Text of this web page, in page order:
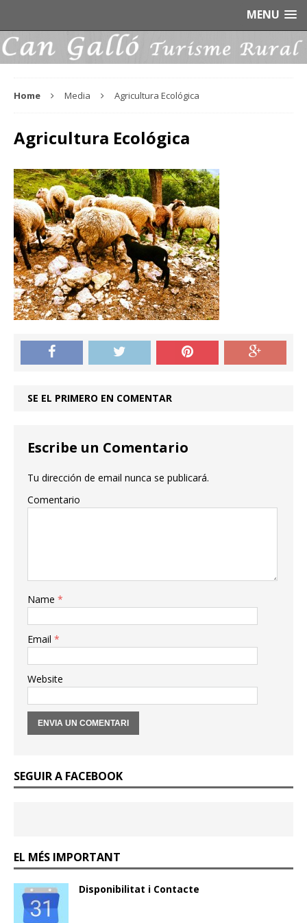
MENU
Home Media Agricultura Ecológica
Agricultura Ecológica
SE EL PRIMERO EN COMENTAR
Escribe un Comentario
Tu dirección de email nunca se publicará.
Comentario
Name *
Email *
Website
SEGUIR A FACEBOOK
EL MÉS IMPORTANT
Disponibilitat i Contacte